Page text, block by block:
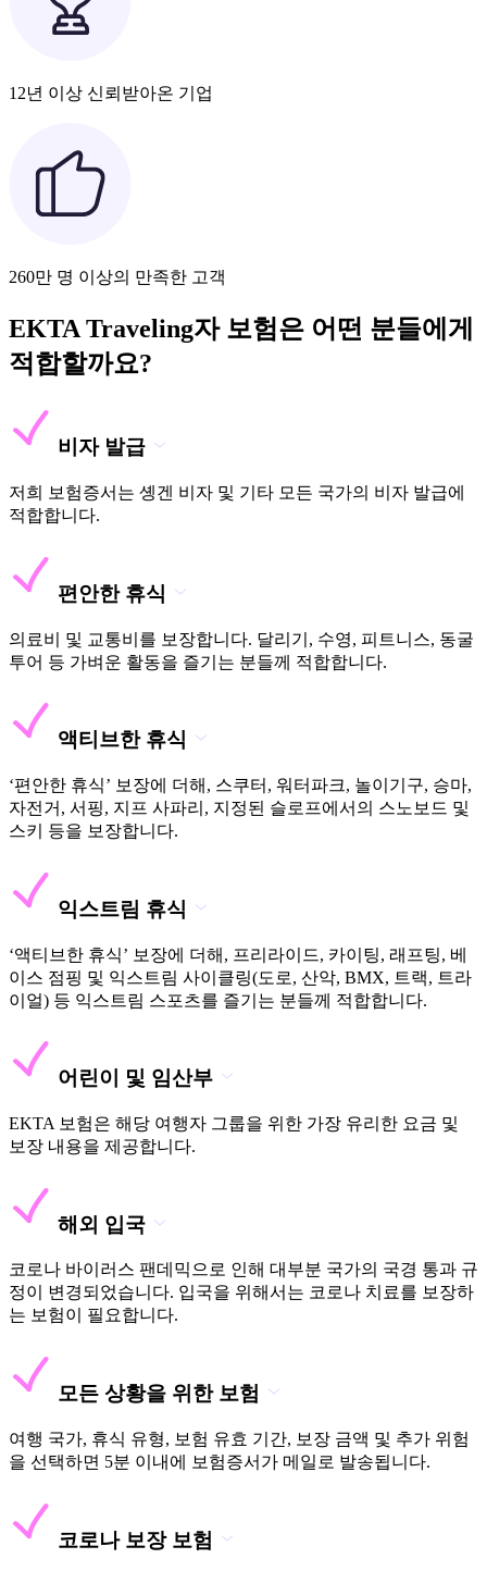
12년 이상 신뢰받아온 기업
260만 명 이상의 만족한 고객
EKTA Traveling자 보험은 어떤 분들에게
적합할까요?
비자 발급
저희 보험증서는 솅겐 비자 및 기타 모든 국가의 비자 발급에
적합합니다.
편안한 휴식
의료비 및 교통비를 보장합니다. 달리기, 수영, 피트니스, 동굴
투어 등 가벼운 활동을 즐기는 분들께 적합합니다.
액티브한 휴식
‘편안한 휴식’ 보장에 더해, 스쿠터, 워터파크, 놀이기구, 승마,
자전거, 서핑, 지프 사파리, 지정된 슬로프에서의 스노보드 및
스키 등을 보장합니다.
익스트림 휴식
‘액티브한 휴식’ 보장에 더해, 프리라이드, 카이팅, 래프팅, 베
이스 점핑 및 익스트림 사이클링(도로, 산악, BMX, 트랙, 트라
이얼) 등 익스트림 스포츠를 즐기는 분들께 적합합니다.
어린이 및 임산부
EKTA 보험은 해당 여행자 그룹을 위한 가장 유리한 요금 및
보장 내용을 제공합니다.
해외 입국
코로나 바이러스 팬데믹으로 인해 대부분 국가의 국경 통과 규
정이 변경되었습니다. 입국을 위해서는 코로나 치료를 보장하
는 보험이 필요합니다.
모든 상황을 위한 보험
여행 국가, 휴식 유형, 보험 유효 기간, 보장 금액 및 추가 위험
을 선택하면 5분 이내에 보험증서가 메일로 발송됩니다.
코로나 보장 보험